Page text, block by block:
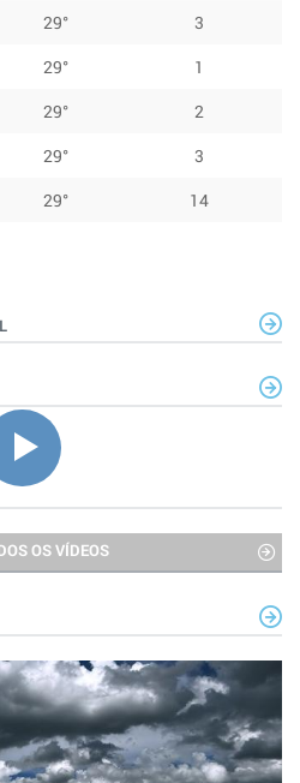
29°
3
29°
1
29°
2
29°
3
29° 14
OS VÍDEOS